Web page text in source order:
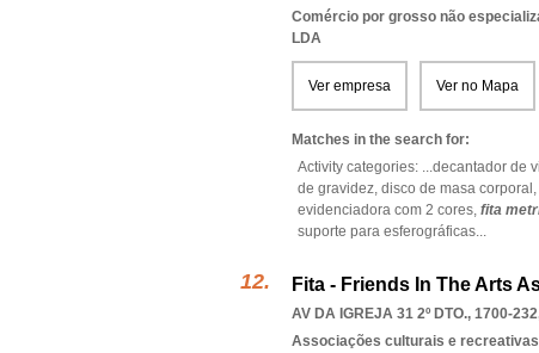
Comércio por grosso não
LDA
Ver empresa Ver no Mapa
Matches in the search for:
Activity categories: ...decantador de
de gravidez, disco de masa corporal,
evidenciadora com 2 cores, fita
suporte para esferográficas...
Fita - Friends In The Arts
AV DA IGREJA 31 2º DTO., 1700-232
Associações culturais e recreativas